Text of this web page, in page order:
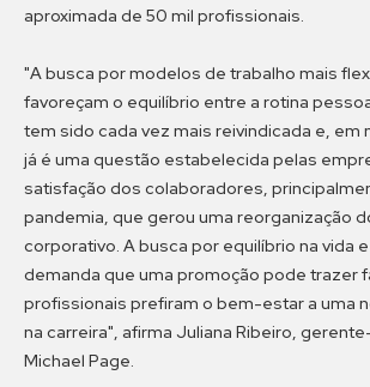
aproximada de 50 mil profissionais.
"A busca por modelos de trabalho mais
favoreçam o equilíbrio entre a rotina
tem sido cada vez mais reivindicada e, em
já é uma questão estabelecida pelas
satisfação dos colaboradores,
pandemia, que gerou uma reorganização
corporativo. A busca por equilíbrio na vida
demanda que uma promoção pode trazer
profissionais prefiram o bem-estar a uma
na carreira", afirma Juliana Ribeiro,
Michael Page.